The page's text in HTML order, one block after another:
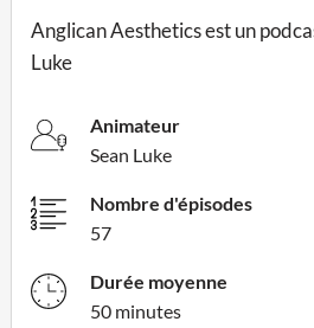
Anglican Aesthetics est un
Luke
Animateur
Sean Luke
Nombre d'épisodes
57
Durée moyenne
50 minutes